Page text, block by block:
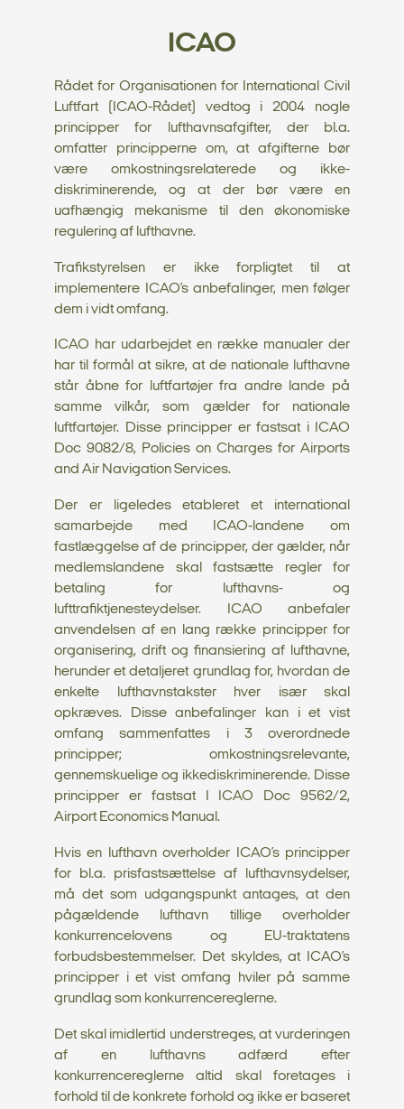
ICAO
Rådet for Organisationen for International Civil
Luftfart (ICAO-Rådet) vedtog i 2004 nogle
principper for lufthavnsafgifter, der bl.a.
omfatter principperne om, at afgifterne bør
være omkostningsrelaterede og ikke-
diskriminerende, og at der bør være en
uafhængig mekanisme til den økonomiske
regulering af lufthavne.
Trafikstyrelsen er ikke forpligtet til at
implementere ICAO’s anbefalinger, men følger
dem i vidt omfang.
ICAO har udarbejdet en række manualer der
har til formål at sikre, at de nationale lufthavne
står åbne for luftfartøjer fra andre lande på
samme vilkår, som gælder for nationale
luftfartøjer. Disse principper er fastsat i ICAO
Doc 9082/8, Policies on Charges for Airports
and Air Navigation Services.
Der er ligeledes etableret et international
samarbejde med ICAO-landene om
fastlæggelse af de principper, der gælder, når
medlemslandene skal fastsætte regler for
betaling for lufthavns- og
lufttrafiktjenesteydelser. ICAO anbefaler
anvendelsen af en lang række principper for
organisering, drift og finansiering af lufthavne,
herunder et detaljeret grundlag for, hvordan de
enkelte lufthavnstakster hver især skal
opkræves. Disse anbefalinger kan i et vist
omfang sammenfattes i 3 overordnede
principper; omkostningsrelevante,
gennemskuelige og ikkediskriminerende. Disse
principper er fastsat I ICAO Doc 9562/2,
Airport Economics Manual.
Hvis en lufthavn overholder ICAO’s principper
for bl.a. prisfastsættelse af lufthavnsydelser,
må det som udgangspunkt antages, at den
pågældende lufthavn tillige overholder
konkurrencelovens og EU-traktatens
forbudsbestemmelser. Det skyldes, at ICAO’s
principper i et vist omfang hviler på samme
grundlag som konkurrencereglerne.
Det skal imidlertid understreges, at vurderingen
af en lufthavns adfærd efter
konkurrencereglerne altid skal foretages i
forhold til de konkrete forhold og ikke er baseret